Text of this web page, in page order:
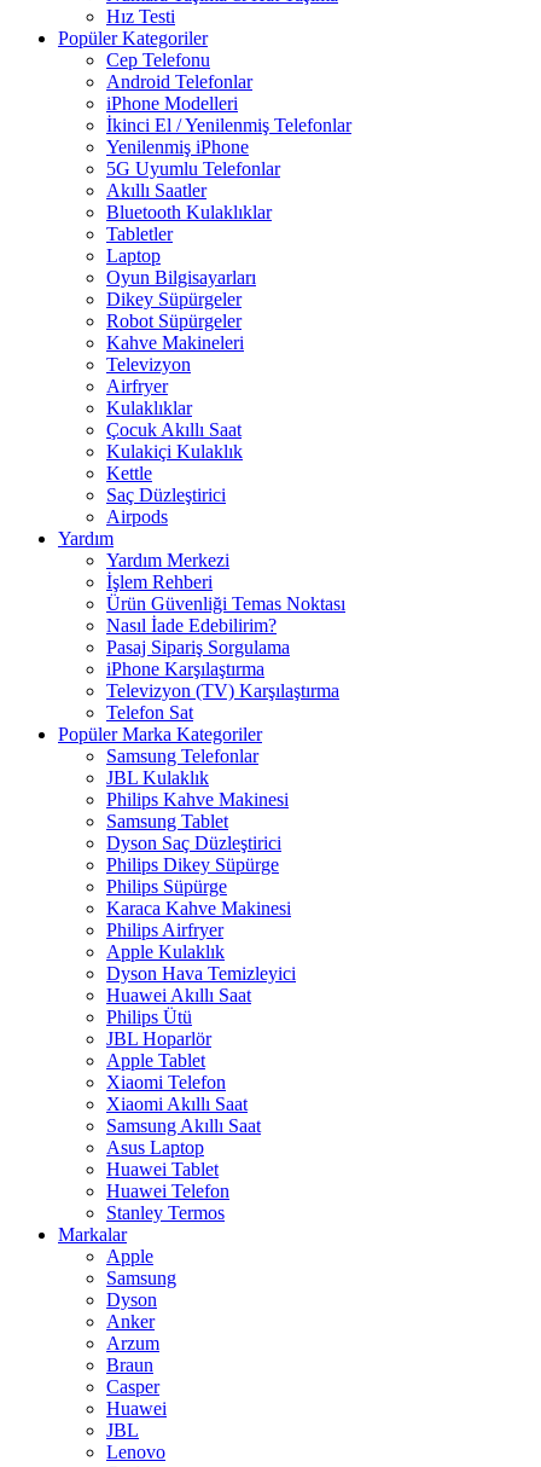
Hız Testi
Popüler Kategoriler
Cep Telefonu
Android Telefonlar
iPhone Modelleri
İkinci El / Yenilenmiş Telefonlar
Yenilenmiş iPhone
5G Uyumlu Telefonlar
Akıllı Saatler
Bluetooth Kulaklıklar
Tabletler
Laptop
Oyun Bilgisayarları
Dikey Süpürgeler
Robot Süpürgeler
Kahve Makineleri
Televizyon
Airfryer
Kulaklıklar
Çocuk Akıllı Saat
Kulakiçi Kulaklık
Kettle
Saç Düzleştirici
Airpods
Yardım
Yardım Merkezi
İşlem Rehberi
Ürün Güvenliği Temas Noktası
Nasıl İade Edebilirim?
Pasaj Sipariş Sorgulama
iPhone Karşılaştırma
Televizyon (TV) Karşılaştırma
Telefon Sat
Popüler Marka Kategoriler
Samsung Telefonlar
JBL Kulaklık
Philips Kahve Makinesi
Samsung Tablet
Dyson Saç Düzleştirici
Philips Dikey Süpürge
Philips Süpürge
Karaca Kahve Makinesi
Philips Airfryer
Apple Kulaklık
Dyson Hava Temizleyici
Huawei Akıllı Saat
Philips Ütü
JBL Hoparlör
Apple Tablet
Xiaomi Telefon
Xiaomi Akıllı Saat
Samsung Akıllı Saat
Asus Laptop
Huawei Tablet
Huawei Telefon
Stanley Termos
Markalar
Apple
Samsung
Dyson
Anker
Arzum
Braun
Casper
Huawei
JBL
Lenovo